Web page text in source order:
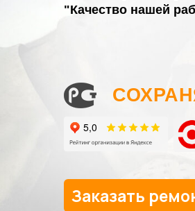
"Качество нашей
Заказать